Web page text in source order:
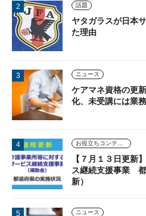
話題
ヤタガラスが日本
た理由
ニュース
ケアマネ資格の更
化、未受講には業
【７月１３日更新
ス継続支援事業
新）
ニュース